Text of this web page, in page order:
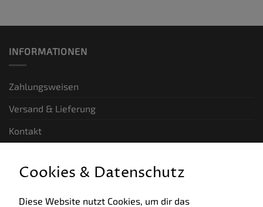
INFORMATIONEN
Zahlungsweisen
Versand & Lieferung
Kontakt
Allgemeine Geschäftsbedingungen
Cookies & Datenschutz
Diese Website nutzt Cookies, um dir das